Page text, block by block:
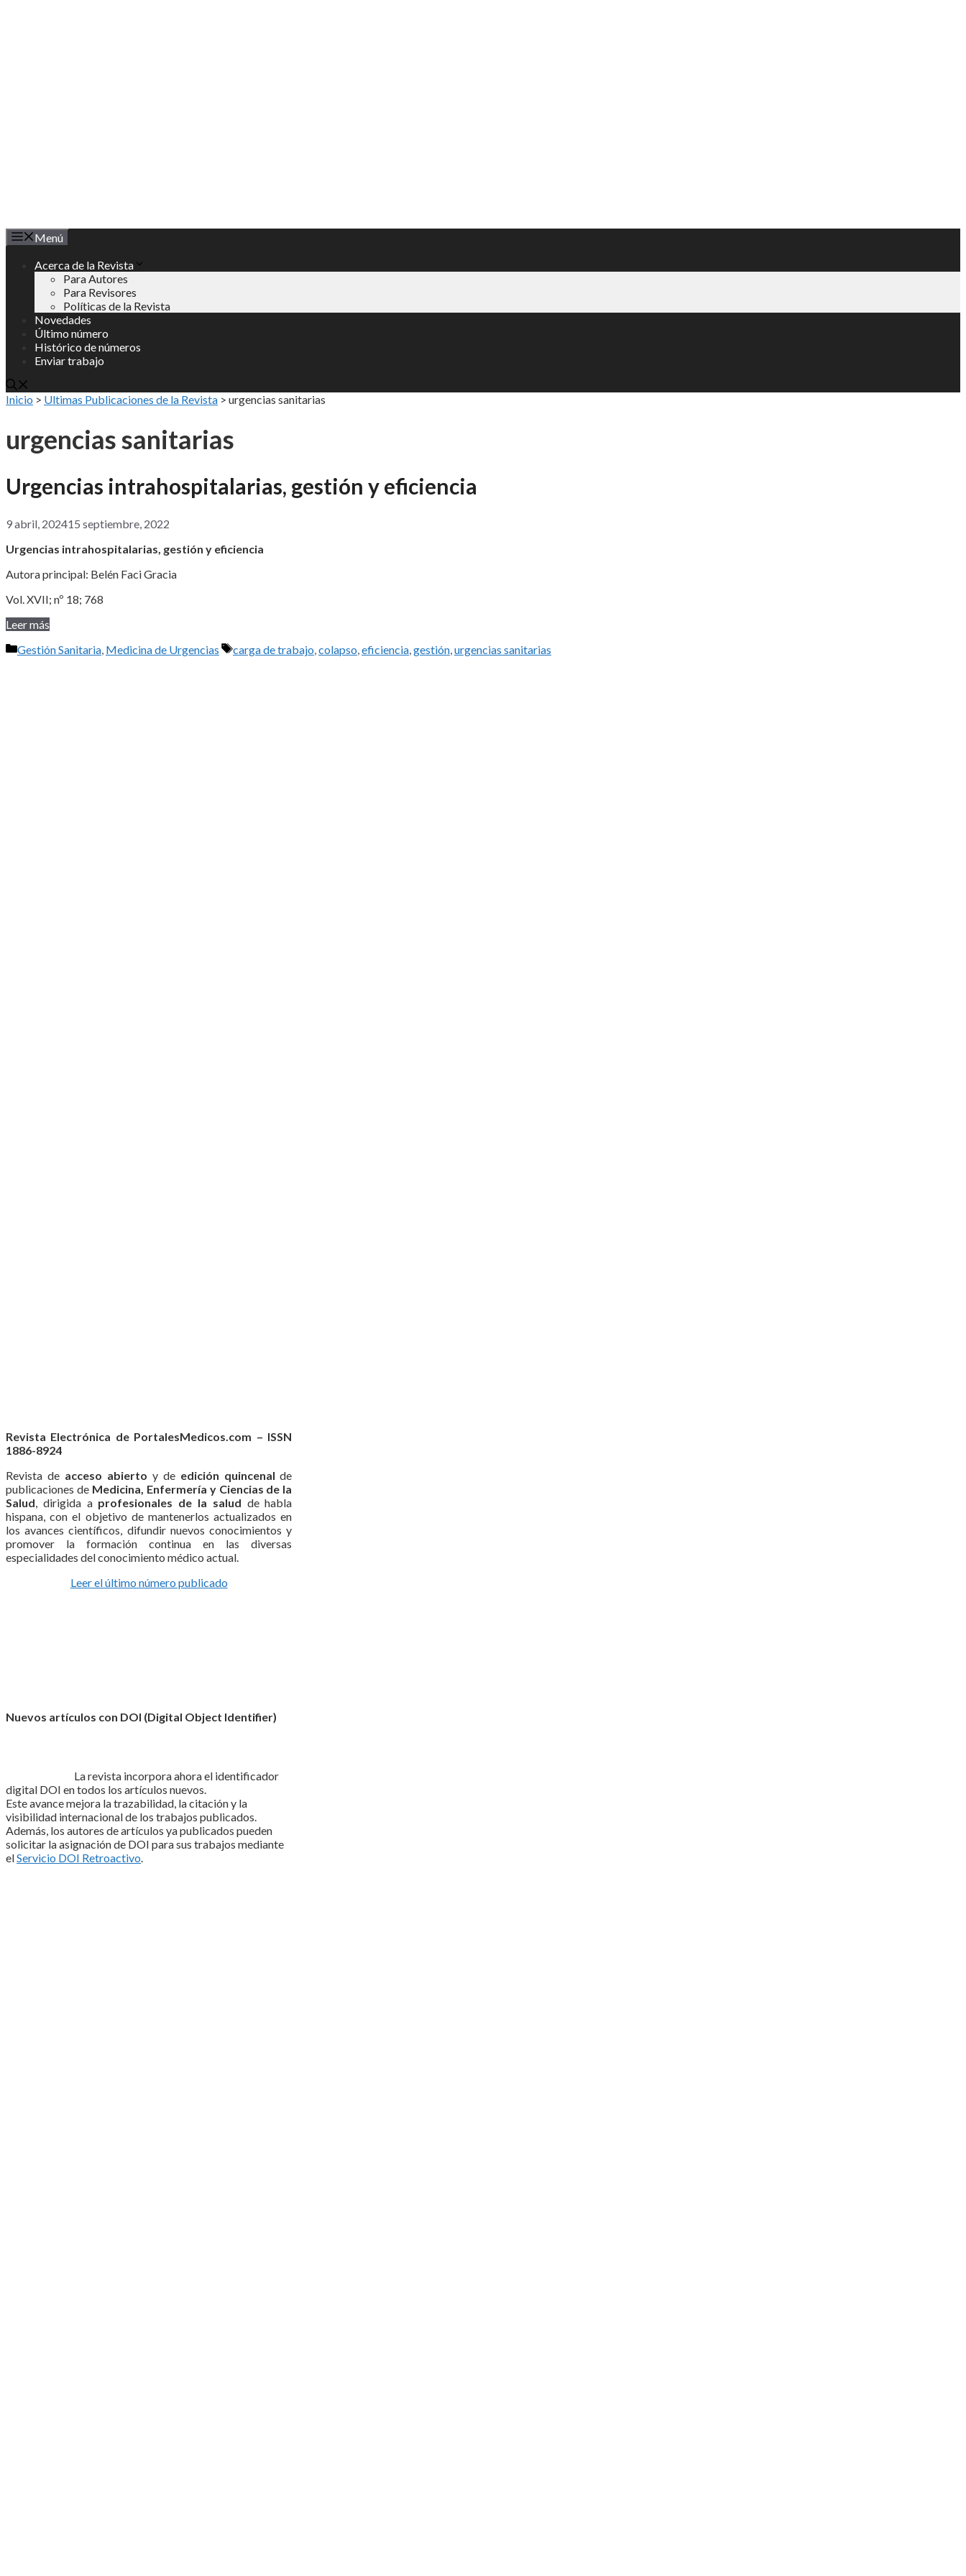
Menú
Acerca de la Revista
Para Autores
Para Revisores
Políticas de la Revista
Novedades
Último número
Histórico de números
Enviar trabajo
Inicio > Ultimas Publicaciones de la Revista > urgencias sanitarias
urgencias sanitarias
Urgencias intrahospitalarias, gestión y eficiencia
9 abril, 202415 septiembre, 2022
Urgencias intrahospitalarias, gestión y eficiencia
Autora principal: Belén Faci Gracia
Vol. XVII; nº 18; 768
Leer más
Categorías
Gestión Sanitaria, Medicina de Urgencias Etiquetas
carga de trabajo,colapso,eficiencia,gestión,urgencias sanitarias
Revista Electrónica de PortalesMedicos.com – ISSN
1886-8924
Revista de acceso abierto y de edición quincenal de
publicaciones de Medicina, Enfermería y Ciencias de la
Salud, dirigida a profesionales de la salud de habla
hispana, con el objetivo de mantenerlos actualizados en
los avances científicos, difundir nuevos conocimientos y
promover la formación continua en las diversas
especialidades del conocimiento médico actual.
Leer el último número publicado
Nuevos artículos con DOI (Digital Object Identifier)
La revista incorpora ahora el identificador
digital DOI en todos los artículos nuevos.
Este avance mejora la trazabilidad, la citación y la
visibilidad internacional de los trabajos publicados.
Además, los autores de artículos ya publicados pueden
solicitar la asignación de DOI para sus trabajos mediante
elServicio DOI Retroactivo.